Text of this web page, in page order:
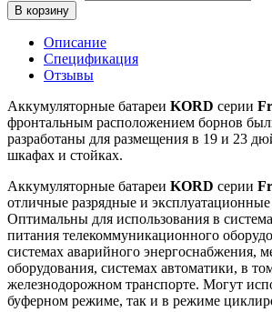
В корзину
Описание
Спецификация
Отзывы
Аккумуляторные батареи KORD серии
фронтальным расположением борнов
разработаны для размещения в 19 и 23
шкафах и стойках.
Аккумуляторные батареи KORD серии
отличные разрядные и эксплуатационные
Оптимальны для использования в
питания телекоммуникационного
системах аварийного энергоснабжения,
оборудования, системах автоматики, в
железнодорожном транспорте. Могут
буферном режиме, так и в режиме